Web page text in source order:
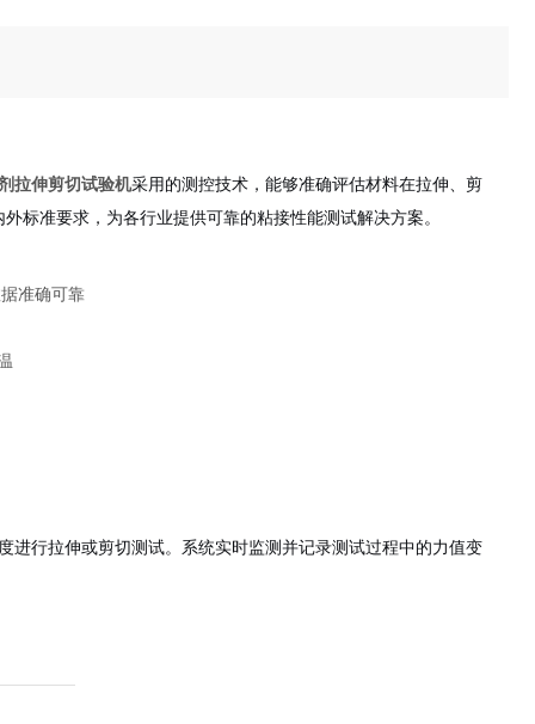
拉伸剪切试验机采用的测控技术，能够准确评估材料在拉伸、剪
标准要求，为各行业提供可靠的粘接性能测试解决方案。
准确可靠
进行拉伸或剪切测试。系统实时监测并记录测试过程中的力值变